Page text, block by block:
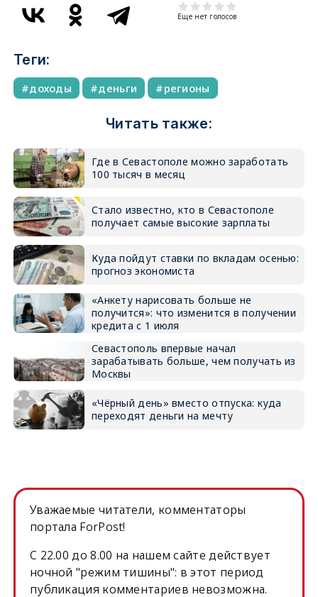
Еще нет голосов
Теги:
доходы деньги регионы
Читать также:
Где в Севастополе можно заработать
100 тысяч в месяц
Стало известно, кто в Севастополе
получает самые высокие зарплаты
Куда пойдут ставки по вкладам осенью:
прогноз экономиста
«Анкету нарисовать больше не
получится»: что изменится в получении
кредита с 1 июля
Севастополь впервые начал
зарабатывать больше, чем получать из
Москвы
«Чёрный день» вместо отпуска: куда
переходят деньги на мечту
Уважаемые читатели, комментаторы
портала ForPost!
C 22.00 до 8.00 на нашем сайте действует
ночной "режим тишины": в этот период
публикация комментариев невозможна.